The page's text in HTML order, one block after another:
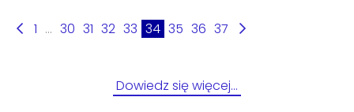
1 ... 30 31 32 33 34 35 36 37
Dowiedz się więcej…